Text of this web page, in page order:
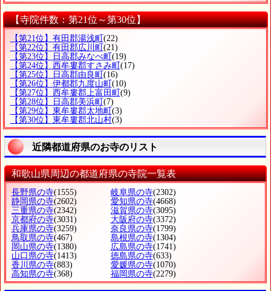
【寺院件数：第21位～第30位】
【第21位】有田郡湯浅町 (22)
【第22位】有田郡広川町 (21)
【第23位】日高郡みなべ町 (19)
【第24位】西牟婁郡すさみ町 (17)
【第25位】日高郡由良町 (16)
【第26位】伊都郡九度山町 (10)
【第27位】西牟婁郡上富田町 (9)
【第28位】日高郡美浜町 (7)
【第29位】東牟婁郡太地町 (3)
【第30位】東牟婁郡北山村(3)
近隣都道府県のお寺のリスト
和歌山県周辺の都道府県の寺院一覧表
長野県の寺(1555) 岐阜県の寺(2302)
静岡県の寺(2602) 愛知県の寺(4668)
三重県の寺(2342) 滋賀県の寺(3095)
京都府の寺(3031) 大阪府の寺(3372)
兵庫県の寺(3259) 奈良県の寺(1799)
鳥取県の寺(467) 島根県の寺(1304)
岡山県の寺(1380) 広島県の寺(1741)
山口県の寺(1413) 徳島県の寺(633)
香川県の寺(883) 愛媛県の寺(1070)
高知県の寺(368) 福岡県の寺(2279)